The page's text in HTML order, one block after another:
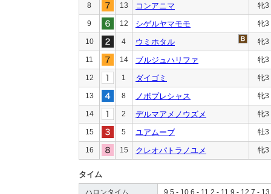
8 13 コンアニマ 牝3
9 12 シゲルヤマモモ 牝3
10 4 ウミホタル 牝3
11 14 ブルジュハリファ 牝3
12 1 ダイゴミ 牝3
13 8 ノボプレシャス 牝3
14 2 デルマアメノウズメ 牝3
15 5 ユアムーブ 牡3
16 15 クレオパトラノユメ 牝3
タイム
ハロンタイム 9.5 - 10.6 - 11.2 - 11.9 - 12.7 -